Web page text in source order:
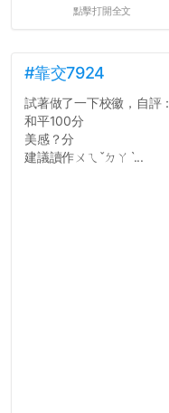
點擊打開全文
#靠交7924
試著做了一下校徽，自評：
和平100分
美感？分
建議讀作ㄨㄟˇㄉㄚˋ...